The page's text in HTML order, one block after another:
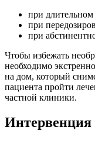
при длительном
при
при
Чтобы избежать
необходимо
на дом, который
пациента пройти
частной клиники.
Интервенция